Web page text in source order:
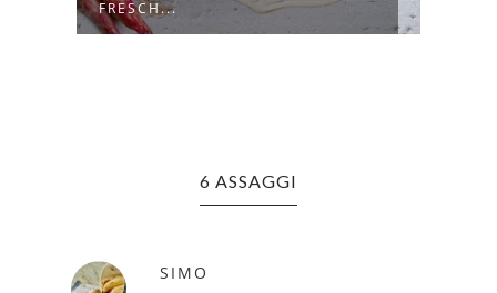
FRESCH...
6 ASSAGGI
SIMO